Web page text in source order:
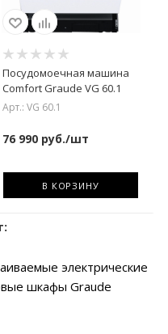
Посудомоечная машина
Comfort Graude VG 60.1
Арт.: VG 60.1
76 990руб./шт
В КОРЗИНУ
электрические
шкафы Graude